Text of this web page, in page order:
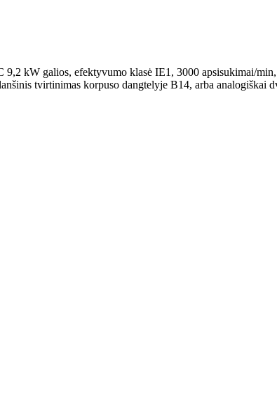
kW galios, efektyvumo klasė IE1, 3000 apsisukimai/
tvirtinimas korpuso dangtelyje B14, arba analogiškai